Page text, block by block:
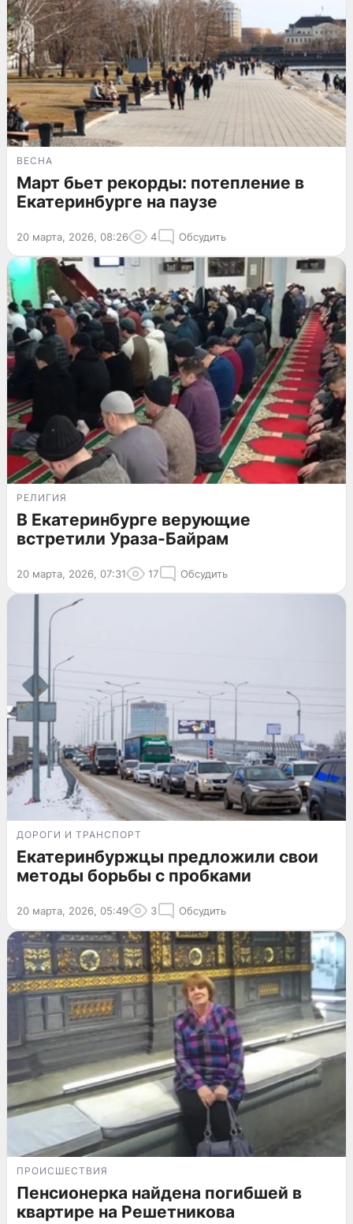
ВЕСНА
Март бьет рекорды: потепление в
Екатеринбурге на паузе
20 марта, 2026, 08:26 4 Обсудить
РЕЛИГИЯ
В Екатеринбурге верующие
встретили Ураза-Байрам
20 марта, 2026, 07:31 17 Обсудить
ДОРОГИ И ТРАНСПОРТ
Екатеринбуржцы предложили свои
методы борьбы с пробками
20 марта, 2026, 05:49 3 Обсудить
ПРОИСШЕСТВИЯ
Пенсионерка найдена погибшей в
квартире на Решетникова